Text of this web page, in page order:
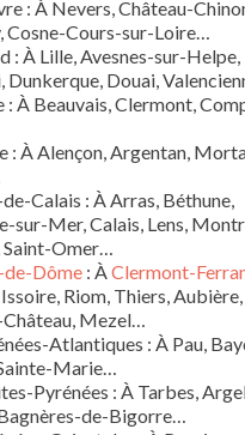
: À Nevers, Château-
Cosne-Cours-sur-Loire…
: À Lille, Avesnes-sur-Helpe,
Dunkerque, Douai,
: À Beauvais, Clermont,
: À Alençon, Argentan,
Calais : À Arras, Béthune,
sur-Mer, Calais, Lens,
Omer…
de-Dôme : ÀClermont-
Riom, Thiers,
Mezel…
Atlantiques : À Pau,
Marie…
Pyrénées : À Tarbes,
de-Bigorre…